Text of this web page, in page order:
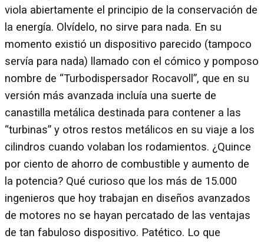
viola abiertamente el principio de la conservación de
la energía. Olvídelo, no sirve para nada. En su
momento existió un dispositivo parecido (tampoco
servía para nada) llamado con el cómico y pomposo
nombre de “Turbodispersador Rocavoll”, que en su
versión más avanzada incluía una suerte de
canastilla metálica destinada para contener a las
“turbinas” y otros restos metálicos en su viaje a los
cilindros cuando volaban los rodamientos. ¿Quince
por ciento de ahorro de combustible y aumento de
la potencia? Qué curioso que los más de 15.000
ingenieros que hoy trabajan en diseños avanzados
de motores no se hayan percatado de las ventajas
de tan fabuloso dispositivo. Patético. Lo que